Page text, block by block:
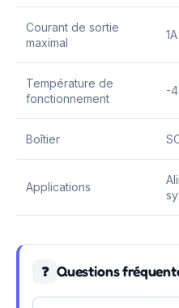
Courant de sortie
maximal
1A
Température de
fonctionnement
-
Boîtier
Applications
❓ Questions